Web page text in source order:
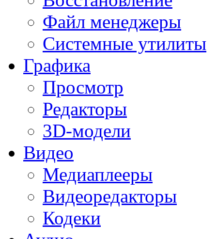
Файл менеджеры
Системные утилиты
Графика
Просмотр
Редакторы
3D-модели
Видео
Медиаплееры
Видеоредакторы
Кодеки